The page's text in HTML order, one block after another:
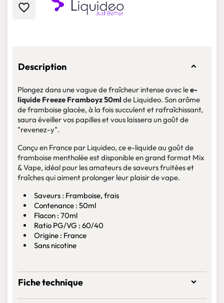
favorite_border
Description
Plongez dans une vague de fraîcheur intense avec lee-
liquide Freeze Framboyz 50ml de Liquideo. Son arôme
de framboise glacée, à la fois succulent et rafraîchissant,
saura éveiller vos papilles et vous laissera un goût de
"revenez-y".
Conçu en France par Liquideo, ce e-liquide au goût de
framboise mentholée est disponible en grand format Mix
& Vape, idéal pour les amateurs de saveurs fruitées et
fraîches qui aiment prolonger leur plaisir de vape.
Saveurs : Framboise, frais
Contenance : 50ml
Flacon : 70ml
Ratio PG/VG : 60/40
Origine : France
Sans nicotine
Fiche technique